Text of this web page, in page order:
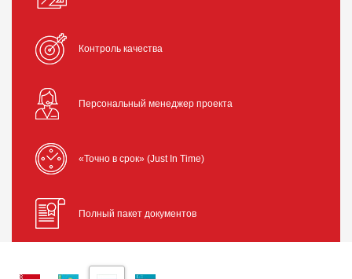
Контроль качества
Персональный менеджер проекта
«Точно в срок» (Just In Time)
Полный пакет документов